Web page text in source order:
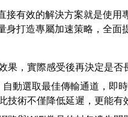
接有效的解決方案就是使用
身打造專屬加速策略，全面
果，實際感受後再決定是否
自動選取最佳傳輸通道，即
技術不僅降低延遲，更能有